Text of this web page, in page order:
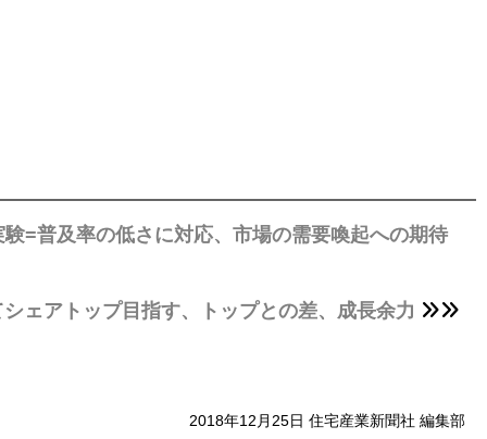
=普及率の低さに対応、市場の需要喚起への期待
ェアトップ目指す、トップとの差、成長余力
2018年12月25日 住宅産業新聞社 編集部